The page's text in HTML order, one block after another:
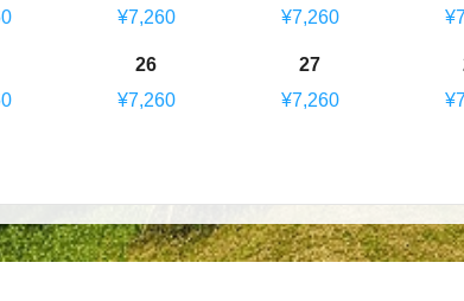
¥7,260
¥7,260
26
¥7,260
27
¥7,260